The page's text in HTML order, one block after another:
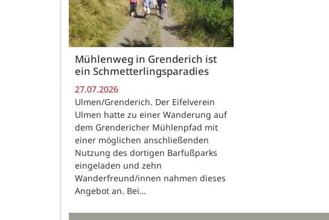
Mühlenweg in Grenderich ist
ein Schmetterlingsparadies
27.07.2026
Ulmen/Grenderich. Der Eifelverein
Ulmen hatte zu einer Wanderung auf
dem Grendericher Mühlenpfad mit
einer möglichen anschließenden
Nutzung des dortigen Barfußparks
eingeladen und zehn
Wanderfreund/innen nahmen dieses
Angebot an. Bei…